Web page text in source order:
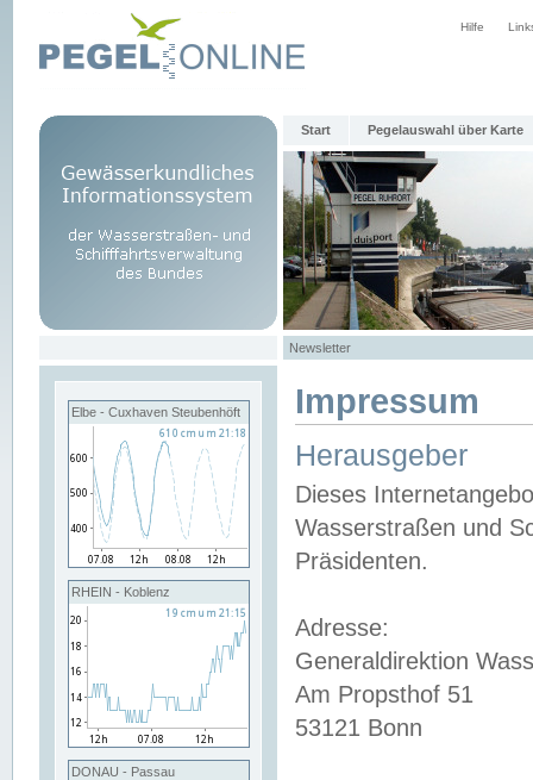
Hilfe
Start Pegelauswahl über Karte
Newsletter
Elbe - Cuxhaven Steubenhöft
RHEIN - Koblenz
DONAU - Passau
Impressum
Herausgeber
Dieses
Wasserstraßen und
Präsidenten.
Adresse:
Generaldirektion
Am Propsthof 51
53121 Bonn